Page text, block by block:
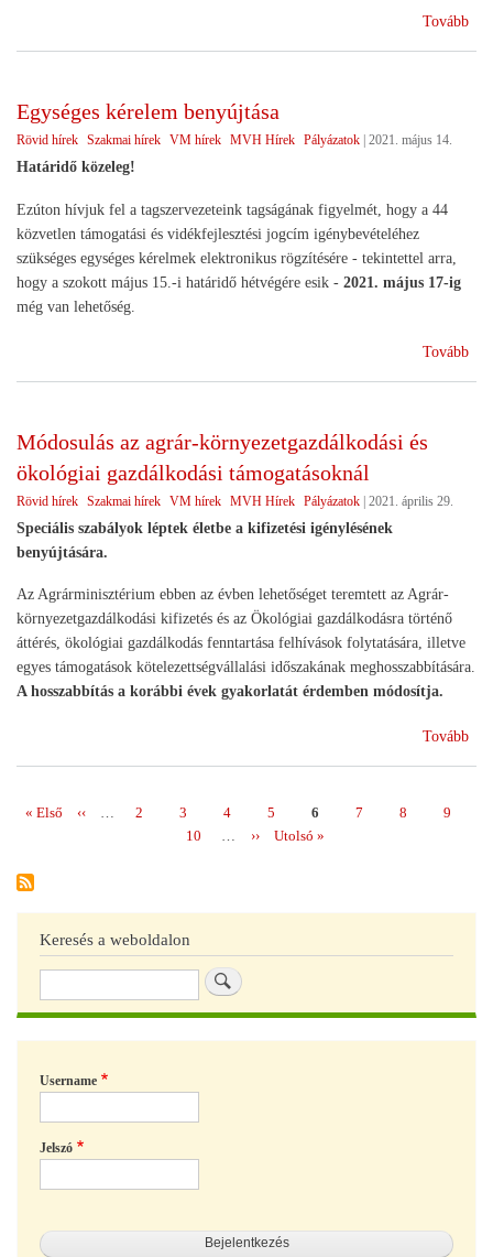
Tovább
Egységes kérelem benyújtása
Rövid hírek Szakmai hírek VM hírek MVH Hírek Pályázatok 2021. május 14.
Határidő közeleg!
Ezúton hívjuk fel a tagszervezeteink tagságának figyelmét, hogy a 44
közvetlen támogatási és vidékfejlesztési jogcím igénybevételéhez
szükséges egységes kérelmek elektronikus rögzítésére - tekintettel arra,
hogy a szokott május 15.-i határidő hétvégére esik - 2021. május 17-ig
még van lehetőség.
Tovább
Módosulás az agrár-környezetgazdálkodási és
ökológiai gazdálkodási támogatásoknál
Rövid hírek Szakmai hírek VM hírek MVH Hírek Pályázatok | 2021. április 29.
Speciális szabályok léptek életbe a kifizetési igénylésének
benyújtására.
Az Agrárminisztérium ebben az évben lehetőséget teremtett az Agrár-
környezetgazdálkodási kifizetés és az Ökológiai gazdálkodásra történő
áttérés, ökológiai gazdálkodás fenntartása felhívások folytatására, illetve
egyes támogatások kötelezettségvállalási időszakának meghosszabbítására.
A hosszabbítás a korábbi évek gyakorlatát érdemben módosítja.
Tovább
Első
« Első
Előző
‹‹ … Page
2 Page
3 Page
4 Page
5 Page
6 Page
7 Page
8 Page
9
Page
10 …
Következő
››
Utolsó
Utolsó »
Keresés a weboldalon
Username
Jelszó